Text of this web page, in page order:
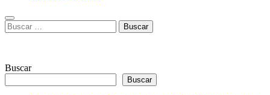
Buscar:
Buscar
Buscar